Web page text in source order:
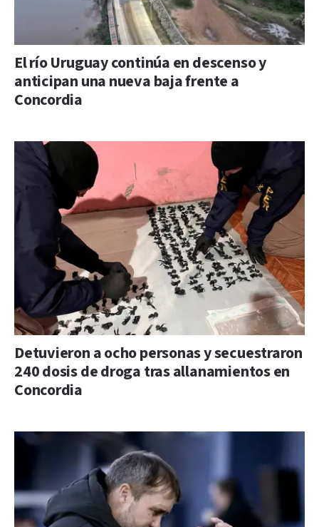
El río Uruguay continúa en descenso y
anticipan una nueva baja frente a
Concordia
Detuvieron a ocho personas y secuestraron
240 dosis de droga tras allanamientos en
Concordia